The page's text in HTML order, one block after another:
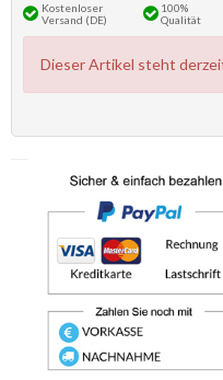
Kostenloser
Versand (DE)
100%
Qualität
Dieser Artikel steht